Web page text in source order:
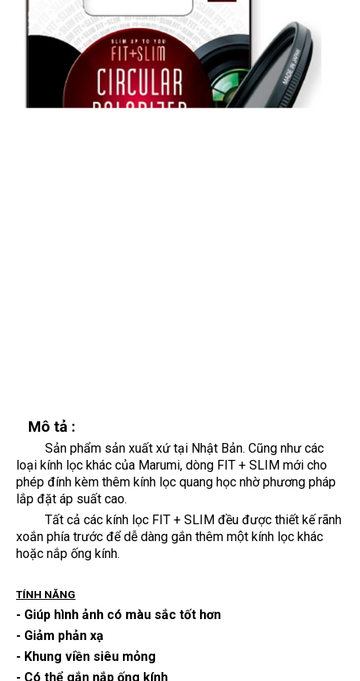
Mô tả :
Sản phẩm sản xuất xứ tại Nhật Bản. Cũng như các
loại kính lọc khác của Marumi, dòng FIT + SLIM mới cho
phép đính kèm thêm kính lọc quang học nhờ phương pháp
lắp đặt áp suất cao.
Tất cả các kính lọc FIT + SLIM đều được thiết kế rãnh
xoắn phía trước để dễ dàng gắn thêm một kính lọc khác
hoặc nắp ống kính.
TÍNH NĂNG
- Giúp hình ảnh có màu sắc tốt hơn
- Giảm phản xạ
- Khung viền siêu mỏng
- Có thể gắn nắp ống kính